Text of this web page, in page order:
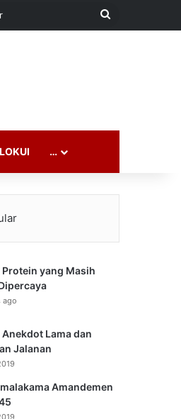
Search
…
yang Masih
ago
Anekdot Lama dan
Jalanan
Amandemen